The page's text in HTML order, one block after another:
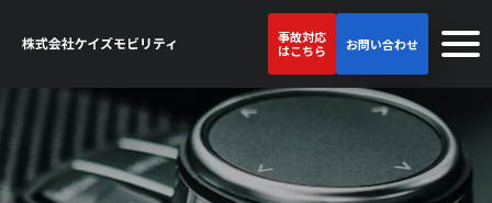
事故対応
はこちら
お問い合わせ